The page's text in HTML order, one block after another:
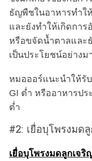
ธัญพืชในอาหารทำใ
และยังทำให้เกิดการ
หรือขจัดน้ำตาลและ
เป็นประโยชน์อย่างม
หมอออร์แนะนำให้รั
GI ต่ำ หรืออาหารปร
ต่ำ
#2: เยื่อบุโพรงมด
เยื่อบุโพรงมดลูกเจริ
e
a
r
h
o